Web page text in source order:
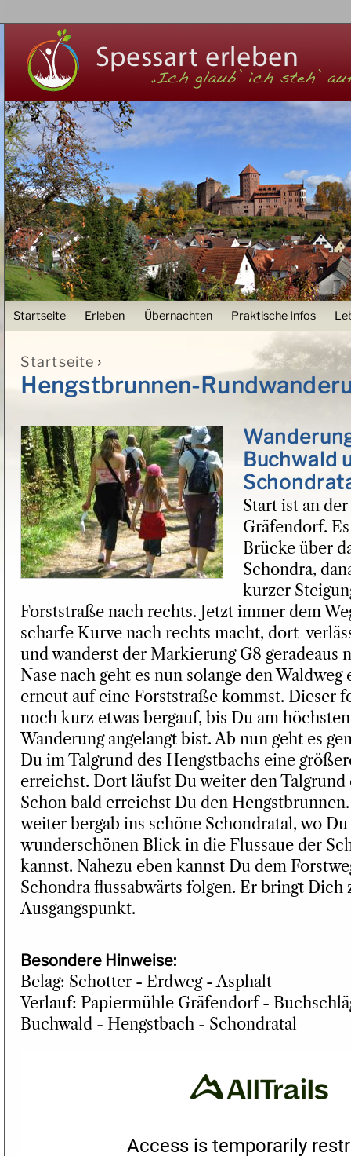
User menu
Startseite Erleben Übernachten Praktische Infos
Sie sind hier
Startseite ›
Hengstbrunnen-
Buchwald
Start ist an
Gräfendorf.
Brücke über
Schondra,
kurzer
Forststraße nach rechts. Jetzt immer dem
scharfe Kurve nach rechts macht, dort
und wanderst der Markierung G8 geradeaus
Nase nach geht es nun solange den Waldweg
erneut auf eine Forststraße kommst. Dieser
noch kurz etwas bergauf, bis Du am
Wanderung angelangt bist. Ab nun geht es
Du im Talgrund des Hengstbachs eine
erreichst. Dort läufst Du weiter den Talgrund
Schon bald erreichst Du den
weiter bergab ins schöne Schondratal, wo
wunderschönen Blick in die Flussaue der
kannst. Nahezu eben kannst Du dem
Schondra flussabwärts folgen. Er bringt Dich
Ausgangspunkt.
Besondere Hinweise:
Belag: Schotter - Erdweg - Asphalt
Verlauf: Papiermühle Gräfendorf -
Buchwald - Hengstbach - Schondratal